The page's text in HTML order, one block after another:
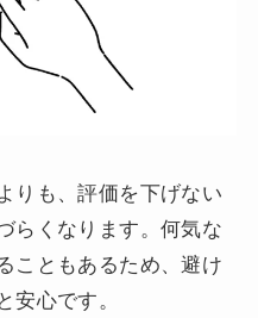
りも、評価を下げない
らくなります。何気な
こともあるため、避け
安心です。